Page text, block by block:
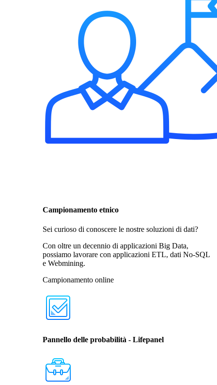
Campionamento etnico
Sei curioso di conoscere le nostre soluzioni di dati?
Con oltre un decennio di applicazioni Big Data,
possiamo lavorare con applicazioni ETL, dati No-SQL
e Webmining.
Campionamento online
Pannello delle probabilità - Lifepanel